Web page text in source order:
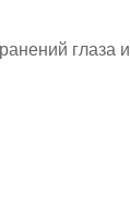
глаза и